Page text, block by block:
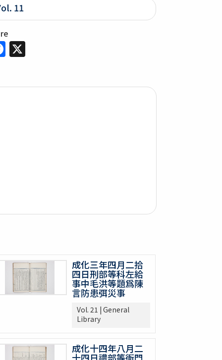
11
Facebook
X
成化三年四月二拾
四日刑部等科左給
事中毛洪等題爲陳
言防患弭災事
Vol. 21 | General
Library
成化十四年八月二